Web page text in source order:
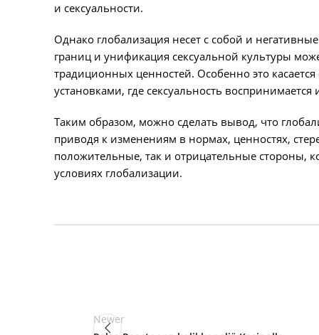
и сексуальности.
Однако глобализация несет с собой и
границ и унификация сексуальной культуры
традиционных ценностей. Особенно это
установками, где сексуальность
Таким образом, можно сделать вывод, что
приводя к изменениям в нормах, ценностях,
положительные, так и отрицательные стороны,
условиях глобализации.
Newer